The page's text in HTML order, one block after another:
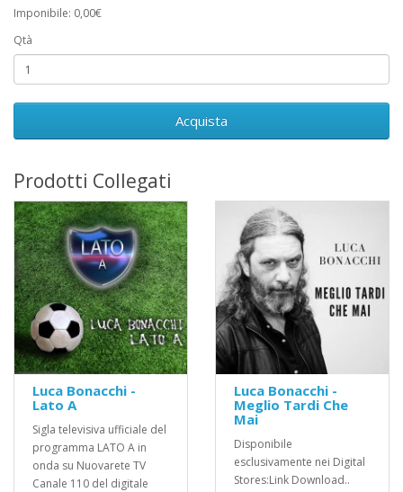
Imponibile: 0,00€
Qtà
Acquista
Prodotti Collegati
Luca Bonacchi -
Lato A
Sigla televisiva ufficiale del
programma LATO A in
onda su Nuovarete TV
Canale 110 del digitale
Luca Bonacchi -
Meglio Tardi Che
Mai
Disponibile
esclusivamente nei Digital
Stores:Link Download..